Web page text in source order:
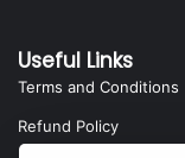
Useful Links
Terms and Conditions
Refund Policy